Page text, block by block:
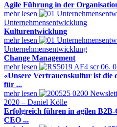
Agile Führung in der
mehr lesen
Unternehmensentwicklung
Kulturentwicklung
mehr lesen
Unternehmensentwicklung
Change Management
mehr lesen
06.
«Unsere Vertrauenskultur ist die
für ...
mehr lesen
2020 – Daniel Kölle
Erfolgreich führen in agilen
CEO ...